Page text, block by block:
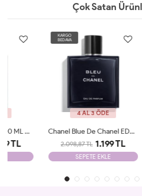
Çok Satan
KARGO
BEDAVA
4 AL 3 ÖDE
Chanel Blue De Chanel EDP 100ml Parfüm Man Tester
1.199 TL
SEPETE EKLE
KARGO
BEDAVA